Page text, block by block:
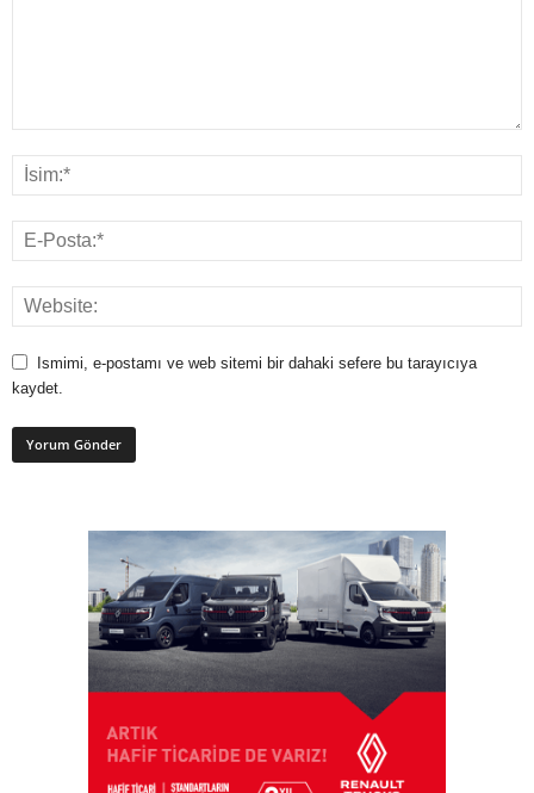
Ismimi, e-postamı ve web sitemi bir dahaki sefere bu tarayıcıya
kaydet.